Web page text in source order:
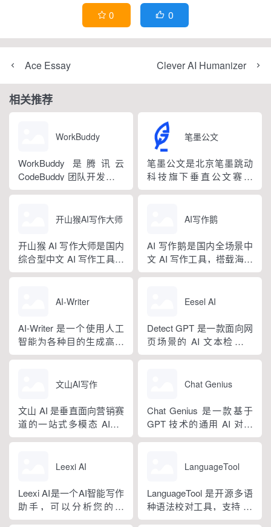
 0  0
Ace Essay Clever AI Humanizer
相关推荐
WorkBuddy
WorkBuddy 是腾讯云
CodeBuddy 团队开发的全
场景职场 AI 智能体桌面工
线，6 月推出企业版抖音
AI，它是可以直接操作电
脑本地授权文件的 AI 助
手，用户用自然语言下...
笔墨公文
笔墨公文是北京笔墨跳动
科技旗下垂直公文赛道
AIGC 创作平台，深耕体
量标准公文语料训练专属
生成、全维度智能校对、
范文库、实时更新素材
库、标准化公文模板五大
撰写、文稿合...
开山猴AI写作大师
开山猴 AI 写作大师是国内
综合型中文 AI 写作工具，
融合二十年专业内容创作
法，大幅降低 AI 使用门
即可产出高质量文稿。平
台覆盖 20 余个行业领域、
279 种写作体裁，配备 20
AI写作鹅
AI 写作鹅是国内全场景中
文 AI 写作工具，搭载海量
细分写作模板，覆盖办公
视频、新媒体、文学创
场景，集成伪原创改写、
图生文、多语言翻译、
PPT 大纲生成等通用能
AI-Writer
AI-Writer 是一个使用人工
智能为各种目的生成高质
量和相关内容的平台。无
章、产品描述、登录页面
Eesel AI
Detect GPT 是一款面向网
页场景的 AI 文本检测工
具，以浏览器插件形态为
网页文字，甄别 GPT 系列
坦福零样本概率曲率检测
技术，无需针对新模型重
新训练，操作简单、无需
文山AI写作
文山 AI 是垂直面向营销赛
道的一站式多模态 AIGC
工具，主打图文一体化生
习用户创作风格，适配新
传等各类营销文体。内置
十大类海量行业模板，覆
盖超 99% 营销业务场景，
Chat Genius
Chat Genius 是一款基于
GPT 技术的通用 AI 对话
应用，依托大模型自然语
交互，支持自定义专属个
询、内容创作、生活事务
辅助等场景。产品采用金
币激励体系，用户可通过
Leexi AI
Leexi AI是一个AI智能写作
助手，可以分析您的文
本，提供有关如何改进文
LanguageTool
LanguageTool 是开源多语
种语法校对工具，支持 30
余种语言与方言检测，覆